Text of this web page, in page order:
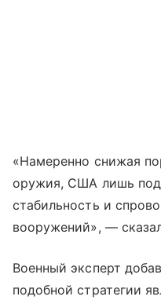
«Намеренно снижая
оружия, США лишь
стабильность и
вооружений», —
Военный эксперт
подобной стратегии